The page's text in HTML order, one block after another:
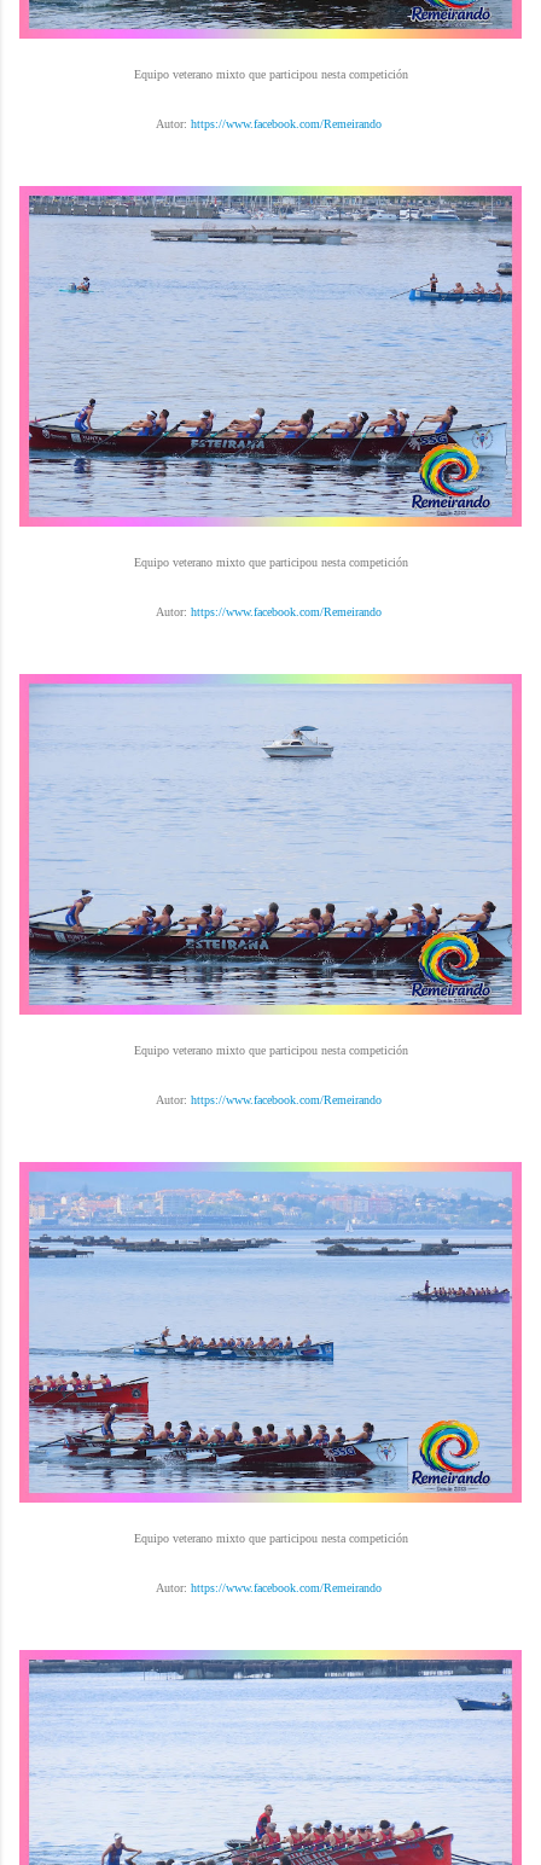
Equipo veterano mixto que participou nesta competición
Autor: https://www.facebook.com/Remeirando
Equipo veterano mixto que participou nesta competición
Autor: https://www.facebook.com/Remeirando
Equipo veterano mixto que participou nesta competición
Autor: https://www.facebook.com/Remeirando
Equipo veterano mixto que participou nesta competición
Autor: https://www.facebook.com/Remeirando